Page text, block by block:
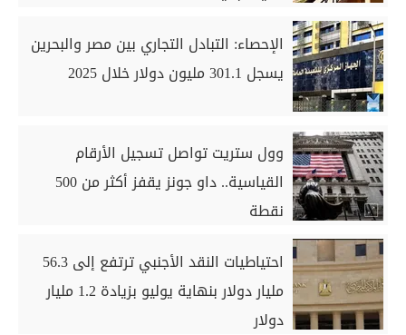
الإحصاء: التبادل التجاري بين مصر والبحرين
يسجل 301.1 مليون دولار خلال 2025
وول ستريت تواصل تسجيل الأرقام
القياسية.. داو جونز يقفز أكثر من 500
نقطة
احتياطيات النقد الأجنبي ترتفع إلى 56.3
مليار دولار بنهاية يوليو بزيادة 1.2 مليار
دولار